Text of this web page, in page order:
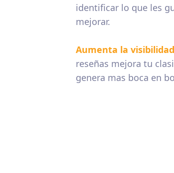
identificar lo que les
mejorar.
Aumenta la
reseñas mejora tu
genera mas boca en